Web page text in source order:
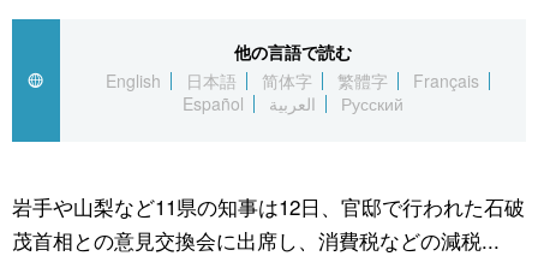
Русский
経済・ビジネス
国際
文化
トップ
アーカイブ
In-depth
Japan Data
動画/Live
スポーツ・東京2020
他の言語で読む
English
日本語 简体字 繁體字
Français
Español
العربية Русский
岩手や山梨など11県の知事は12日、官邸で行われた石破
茂首相との意見交換会に出席し、消費税などの減税...